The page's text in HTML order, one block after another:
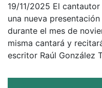
19/11/2025 El
una nueva
durante el mes de
misma cantará y
escritor Raúl González